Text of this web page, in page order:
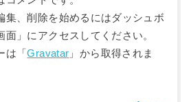
集、削除を始めるにはダッシュボ
面」にアクセスしてください。
は「Gravatar 」から取得されま